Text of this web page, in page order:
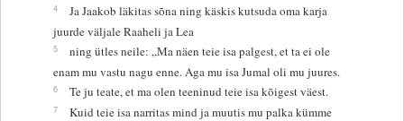
4
Ja Jaakob läkitas sõna ning käskis kutsuda oma karja
juurde väljale Raaheli ja Lea
5
ning ütles neile: „Ma näen teie isa palgest, et ta ei ole
enam mu vastu nagu enne. Aga mu isa Jumal oli mu juures.
6 Te ju teate, et ma olen teeninud teie isa kõigest väest.
7
Kuid teie isa narritas mind ja muutis mu palka kümme